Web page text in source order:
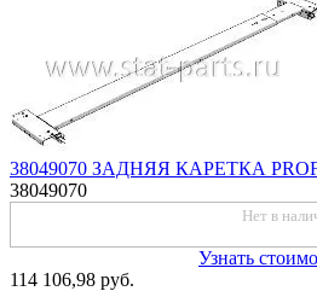
38049070 ЗАДНЯЯ КАРЕТКА
38049070
Нет в
Узнать
114 106,98 руб.